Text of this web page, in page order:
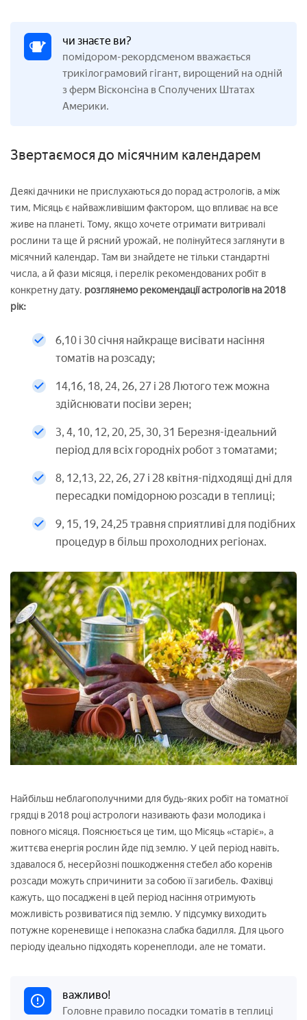
чи знаєте ви?
помідором-рекордсменом вважається
трикілограмовий гігант, вирощений на одній
з ферм Вісконсіна в Сполучених Штатах
Америки.
Звертаємося до місячним календарем
Деякі дачники не прислухаються до порад астрологів, а між
тим, Місяць є найважливішим фактором, що впливає на все
живе на планеті. Тому, якщо хочете отримати витривалі
рослини та ще й рясний урожай, не полінуйтеся заглянути в
місячний календар. Там ви знайдете не тільки стандартні
числа, а й фази місяця, і перелік рекомендованих робіт в
конкретну дату. розглянемо рекомендації астрологів на 2018
рік:
6,10 і 30 січня найкраще висівати насіння
томатів на розсаду;
14,16, 18, 24, 26, 27 і 28 Лютого теж можна
здійснювати посіви зерен;
3, 4, 10, 12, 20, 25, 30, 31 Березня-ідеальний
період для всіх городніх робот з томатами;
8, 12,13, 22, 26, 27 і 28 квітня-підходящі дні для
пересадки помідорною розсади в теплиці;
9, 15, 19, 24,25 травня сприятливі для подібних
процедур в більш прохолодних регіонах.
Найбільш неблагополучними для будь-яких робіт на томатної
грядці в 2018 році астрологи називають фази молодика і
повного місяця. Пояснюється це тим, що Місяць «старіє», а
життєва енергія рослин йде під землю. У цей період навіть,
здавалося б, несерйозні пошкодження стебел або коренів
розсади можуть спричинити за собою її загибель. Фахівці
кажуть, що посаджені в цей період насіння отримують
можливість розвиватися під землю. У підсумку виходить
потужне кореневище і непоказна слабка бадилля. Для цього
періоду ідеально підходять коренеплоди, але не томати.
важливо!
Головне правило посадки томатів в теплиці